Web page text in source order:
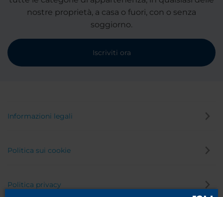
nostre proprietà, a casa o fuori, con o senza
soggiorno.
Iscriviti ora
Informazioni legali
Politica sui cookie
Politica privacy